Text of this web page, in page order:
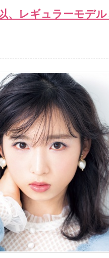
、レギュラーモデル